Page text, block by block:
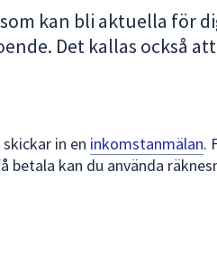
kan bli aktuella för
Det kallas också
in en inkomstanmälan.
betala kan du använda